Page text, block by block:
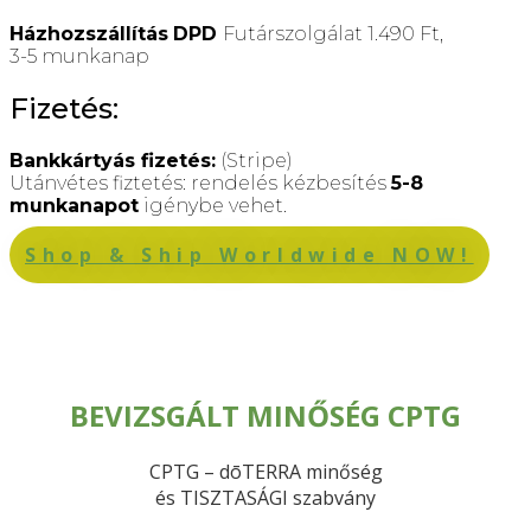
Házhozszállítás DPD Futárszolgálat 1.490 Ft,
3-5 munkanap
Fizetés:
Bankkártyás fizetés: (Stripe)
Utánvétes fiztetés: rendelés kézbesítés5-8
munkanapot igénybe vehet.
Shop & Ship Worldwide NOW!
BEVIZSGÁLT MINŐSÉG CPTG
CPTG – dōTERRA minőség
és TISZTASÁGI szabvány